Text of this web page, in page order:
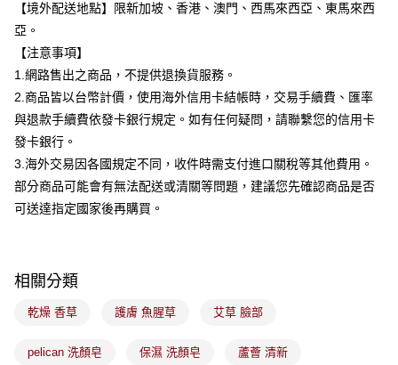
3.實際核准額度、可分期數及費用金額請依後續交易確認頁面所載為準。
消。如遇「轉專審核」未通過狀況，表示未達大哥付你分期系統評分，恕無
法說明評估內容。
【繳款方式說明】
1.分期款項不併入電信帳單，「大哥付你分期」於每月結算日後寄送繳費提
醒簡訊。
2.透過簡訊連結打開帳單後，可選擇「超商條碼／台灣大直營門市／銀行轉
帳／街口支付／iPASS MONEY」等通路繳費。
【注意事項】
1.本服務係由「台灣大哥大股份有限公司」（以下簡稱本公司）所提供，讓
買賣價金債權讓與本公司後，依約使用本公司帳單繳交帳款。
3.完整用戶服務條款，請詳閱以下連結：
全家取貨付款
每筆NT$100，滿NT$899(含以上)免運費
付款後全家取貨
每筆NT$100，滿NT$899(含以上)免運費
7-11取貨付款
每筆NT$100，滿NT$899(含以上)免運費
付款後7-11取貨
每筆NT$100，滿NT$899(含以上)免運費
每筆NT$100，滿NT$399(含以上)免運費
國家/地區配送
【境外配送地點】限新加坡、香港、澳門、西馬來西亞、東馬來西
亞。
【注意事項】
1.網路售出之商品，不提供退換貨服務。
2.商品皆以台幣計價，使用海外信用卡結帳時，交易手續費、匯率
與退款手續費依發卡銀行規定。如有任何疑問，請聯繫您的信用卡
發卡銀行。
3.海外交易因各國規定不同，收件時需支付進口關稅等其他費用。
部分商品可能會有無法配送或清關等問題，建議您先確認商品是否
可送達指定國家後再購買。
相關分類
乾燥 香草 護膚 魚腥草 艾草 臉部
pelican 洗顏皂 保濕 洗顏皂 蘆薈 清新